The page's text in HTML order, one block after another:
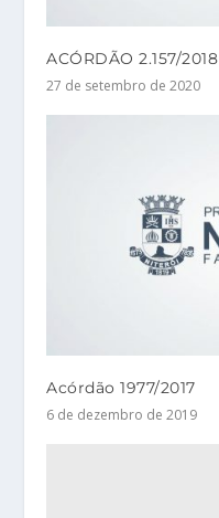
ACÓRDÃO 2.157/2018
27 de setembro de 2020
Acórdão 1977/2017
6 de dezembro de 2019